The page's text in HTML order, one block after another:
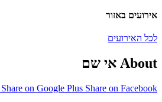
אירועים באזור
לכל האירועים
About אי שם
Share on Google Plus Share on Facebook